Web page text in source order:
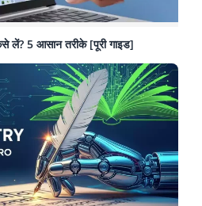
लें? 5 आसान तरीके [पूरी गाइड]